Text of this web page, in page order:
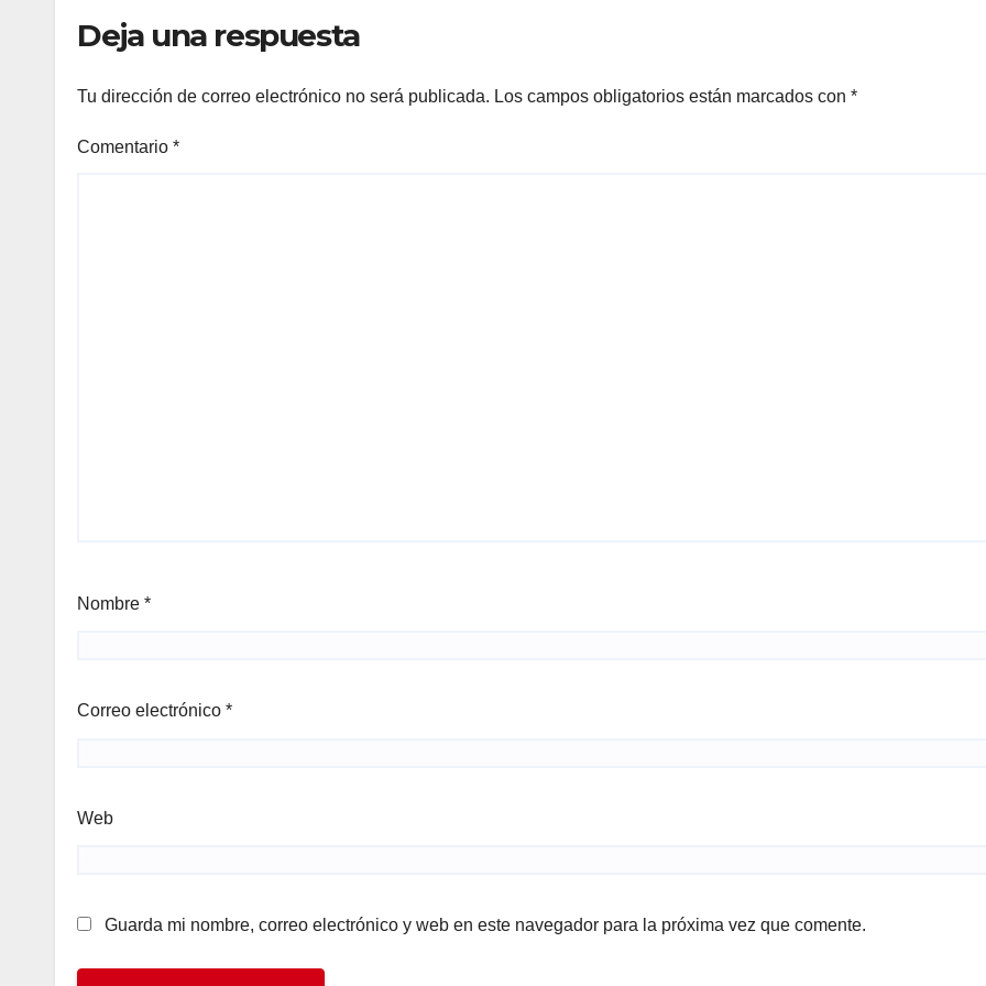
Deja una respuesta
Tu dirección de correo electrónico no será publicada. Los campos obligatorios están marcados con *
Comentario *
Nombre *
Correo electrónico *
Web
Guarda mi nombre, correo electrónico y web en este navegador para la próxima vez que comente.